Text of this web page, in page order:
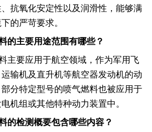
抗氧化安定性以及润滑性，能够满
的严苛要求。
的主要用途范围有哪些？
主要应用于航空领域，作为军用飞
输机及直升机等航空器发动机的动
分特定型号的喷气燃料也被应用于
机组或其他特种动力装置中。
的检测概要包含哪些内容？